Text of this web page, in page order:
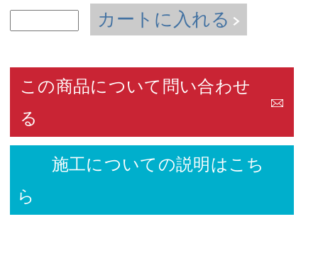
カートに入れる
この商品について問い合わせ
る
施工についての説明はこち
ら